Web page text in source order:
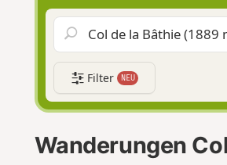
Filter NEU
Wanderungen